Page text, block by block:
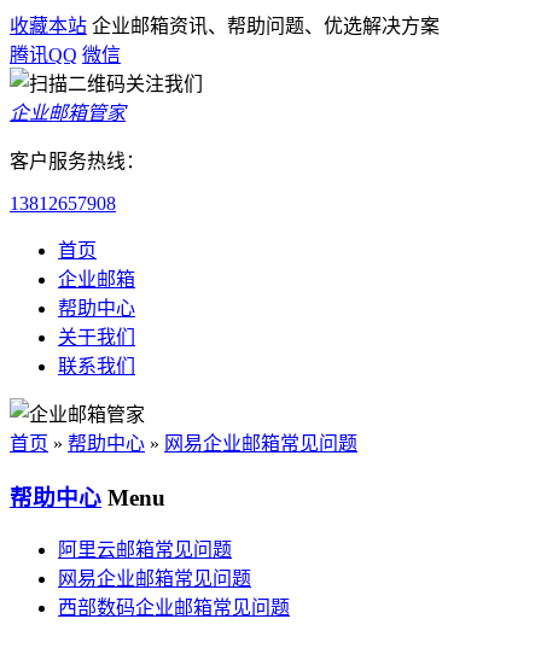
收藏本站 企业邮箱资讯、帮助问题、优选解决方案
腾讯QQ 微信
企业邮箱管家
客户服务热线：
13812657908
首页
企业邮箱
帮助中心
关于我们
联系我们
首页 » 帮助中心 » 网易企业邮箱常见问题
帮助中心 Menu
阿里云邮箱常见问题
网易企业邮箱常见问题
西部数码企业邮箱常见问题